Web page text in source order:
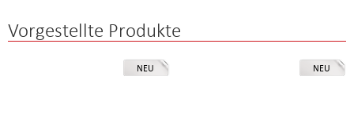
Vorgestellte Produkte
NEU NEU